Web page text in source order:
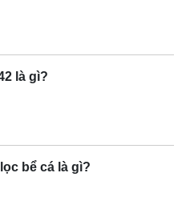
là gì?
bể cá là gì?